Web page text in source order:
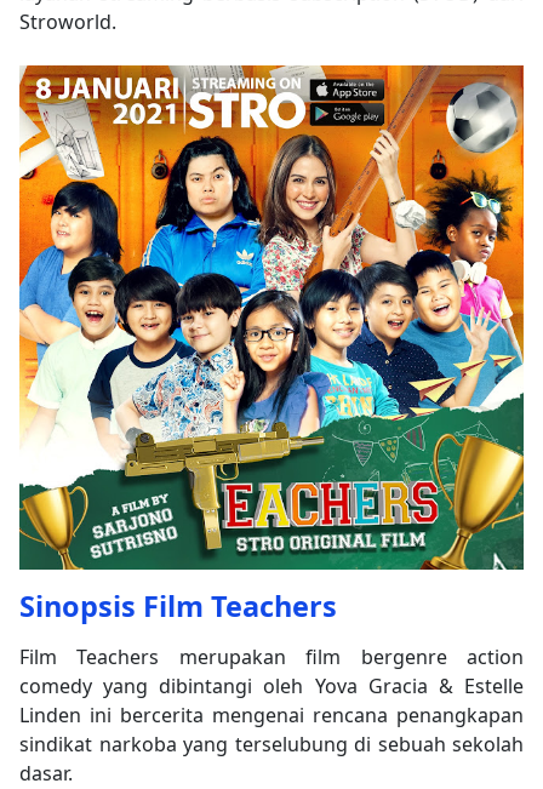
Stroworld.
Sinopsis Film Teachers
Film Teachers merupakan film bergenre action
comedy yang dibintangi oleh Yova Gracia & Estelle
Linden ini bercerita mengenai rencana penangkapan
sindikat narkoba yang terselubung di sebuah sekolah
dasar.